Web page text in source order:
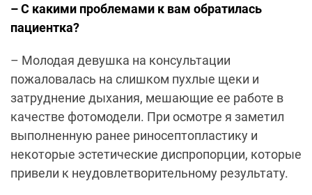
– С какими проблемами к вам обратилась
пациентка?
– Молодая девушка на консультации
пожаловалась на слишком пухлые щеки и
затруднение дыхания, мешающие ее работе в
качестве фотомодели. При осмотре я заметил
выполненную ранее риносептопластику и
некоторые эстетические диспропорции, которые
привели к неудовлетворительному результату.